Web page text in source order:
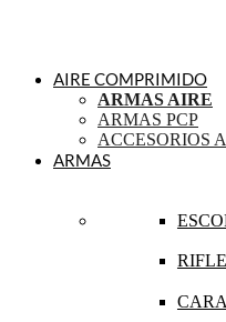
AIRE COMPRIMIDO
ARMAS AIRE
ARMAS PCP
ACCESORIOS
ARMAS